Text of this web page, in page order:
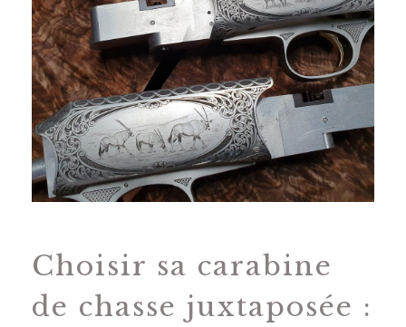
Choisir sa carabine
de chasse juxtaposée :